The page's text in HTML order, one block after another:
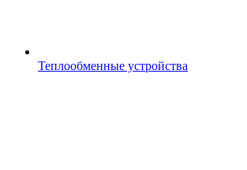
Теплообменные устройства